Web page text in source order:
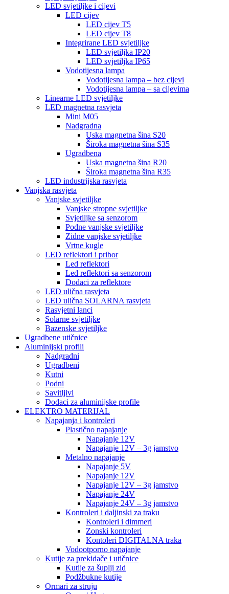
LED svjetiljke i cijevi
LED cijev
LED cijev T5
LED cijev T8
Integrirane LED svjetiljke
LED svjetiljka IP20
LED svjetiljka IP65
Vodotijesna lampa
Vodotijesna lampa – bez cijevi
Vodotijesna lampa – sa cijevima
Linearne LED svjetiljke
LED magnetna rasvjeta
Mini M05
Nadgradna
Uska magnetna šina S20
Široka magnetna šina S35
Ugradbena
Uska magnetna šina R20
Široka magnetna šina R35
LED industrijska rasvjeta
Vanjska rasvjeta
Vanjske svjetiljke
Vanjske stropne svjetiljke
Svjetiljke sa senzorom
Podne vanjske svjetiljke
Zidne vanjske svjetiljke
Vrtne kugle
LED reflektori i pribor
Led reflektori
Led reflektori sa senzorom
Dodaci za reflektore
LED ulična rasvjeta
LED ulična SOLARNA rasvjeta
Rasvjetni lanci
Solarne svjetiljke
Bazenske svjetiljke
Ugradbene utičnice
Aluminijski profili
Nadgradni
Ugradbeni
Kutni
Podni
Savitljivi
Dodaci za aluminijske profile
ELEKTRO MATERIJAL
Napajanja i kontroleri
Plastično napajanje
Napajanje 12V
Napajanje 12V – 3g jamstvo
Metalno napajanje
Napajanje 5V
Napajanje 12V
Napajanje 12V – 3g jamstvo
Napajanje 24V
Napajanje 24V – 3g jamstvo
Kontroleri i daljinski za traku
Kontroleri i dimmeri
Zonski kontroleri
Kontoleri DIGITALNA traka
Vodootporno napajanje
Kutije za prekidače i utičnice
Kutije za šuplji zid
Podžbukne kutije
Ormari za struju